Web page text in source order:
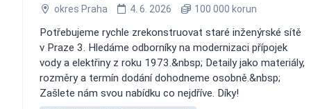
okres Praha 4. 6. 2026 100 000 korun
Potřebujeme rychle zrekonstruovat staré inženýrské sítě
v Praze 3. Hledáme odborníky na modernizaci přípojek
vody a elektřiny z roku 1973.&nbsp; Detaily jako materiály,
rozměry a termín dodání dohodneme osobně.&nbsp;
Zašlete nám svou nabídku co nejdříve. Díky!